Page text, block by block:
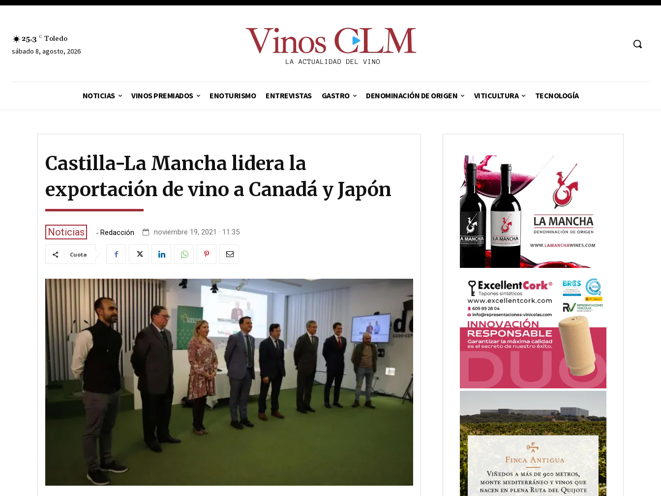
25.3 C Toledo
sábado 8, agosto, 2026
NOTICIAS VINOS PREMIADOS ENOTURISMO ENTREVISTAS GASTRO DENOMINACIÓN DE ORIGEN VITICULTURA TECNOLOGÍA
Castilla-La Mancha lidera la
exportación de vino a Canadá y Japón
Noticias - Redacción noviembre 19, 2021 · 11:35
Cuota